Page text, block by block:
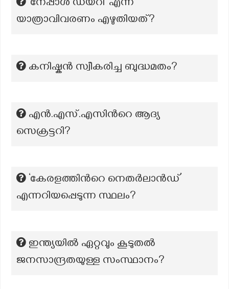
‘നേപ്പാൾ ഡയറി’ എന്ന
യാത്രാവിവരണം എഴുതിയത്?
കനിഷ്കൻ സ്വീകരിച്ച ബുദ്ധമതം?
എന്‍.എസ്.എസിന്‍റെ ആദ്യ
സെക്രട്ടറി?
‘കേരളത്തിന്‍റെ നെതർലാൻഡ്’
എന്നറിയപ്പെടുന്ന സ്ഥലം?
ഇന്ത്യയിൽ ഏറ്റവും കൂടുതൽ
ജനസാന്ദ്രതയുള്ള സംസ്ഥാനം?